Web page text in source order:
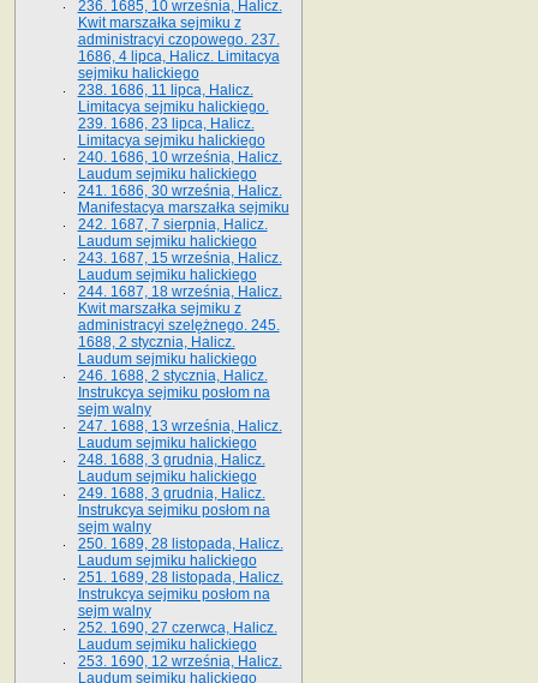
236. 1685, 10 września, Halicz.
Kwit marszałka sejmiku z
administracyi czopowego. 237.
1686, 4 lipca, Halicz. Limitacya
sejmiku halickiego
238. 1686, 11 lipca, Halicz.
Limitacya sejmiku halickiego.
239. 1686, 23 lipca, Halicz.
Limitacya sejmiku halickiego
240. 1686, 10 września, Halicz.
Laudum sejmiku halickiego
241. 1686, 30 września, Halicz.
Manifestacya marszałka sejmiku
242. 1687, 7 sierpnia, Halicz.
Laudum sejmiku halickiego
243. 1687, 15 września, Halicz.
Laudum sejmiku halickiego
244. 1687, 18 września, Halicz.
Kwit marszałka sejmiku z
administracyi szelężnego. 245.
1688, 2 stycznia, Halicz.
Laudum sejmiku halickiego
246. 1688, 2 stycznia, Halicz.
Instrukcya sejmiku posłom na
sejm walny
247. 1688, 13 września, Halicz.
Laudum sejmiku halickiego
248. 1688, 3 grudnia, Halicz.
Laudum sejmiku halickiego
249. 1688, 3 grudnia, Halicz.
Instrukcya sejmiku posłom na
sejm walny
250. 1689, 28 listopada, Halicz.
Laudum sejmiku halickiego
251. 1689, 28 listopada, Halicz.
Instrukcya sejmiku posłom na
sejm walny
252. 1690, 27 czerwca, Halicz.
Laudum sejmiku halickiego
253. 1690, 12 września, Halicz.
Laudum sejmiku halickiego